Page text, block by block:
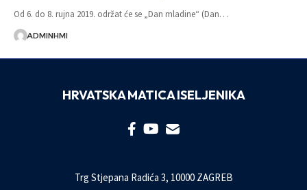
Od 6. do 8. rujna 2019. održat će se „Dan mladine“ (Dan…
ADMINHMI
HRVATSKA MATICA ISELJENIKA
Trg Stjepana Radića 3, 10000 ZAGREB